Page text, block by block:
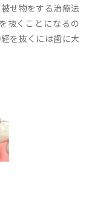
せ物をする治療法
抜くことになるの
を抜くには歯に大